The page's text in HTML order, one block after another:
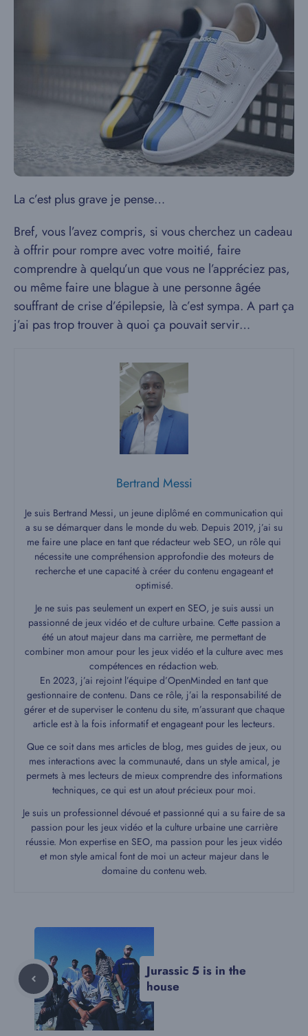
La c’est plus grave je pense…
Bref, vous l’avez compris, si vous cherchez un cadeau
à offrir pour rompre avec votre moitié, faire
comprendre à quelqu’un que vous ne l’appréciez pas,
ou même faire une blague à une personne âgée
souffrant de crise d’épilepsie, là c’est sympa. A part ça
j’ai pas trop trouver à quoi ça pouvait servir…
Bertrand Messi
Je suis Bertrand Messi, un jeune diplômé en communication qui
a su se démarquer dans le monde du web. Depuis 2019, j’ai su
me faire une place en tant que rédacteur web SEO, un rôle qui
nécessite une compréhension approfondie des moteurs de
recherche et une capacité à créer du contenu engageant et
optimisé.
Je ne suis pas seulement un expert en SEO, je suis aussi un
passionné de jeux vidéo et de culture urbaine. Cette passion a
été un atout majeur dans ma carrière, me permettant de
combiner mon amour pour les jeux vidéo et la culture avec mes
compétences en rédaction web.
En 2023, j’ai rejoint l’équipe d’OpenMinded en tant que
gestionnaire de contenu. Dans ce rôle, j’ai la responsabilité de
gérer et de superviser le contenu du site, m’assurant que chaque
article est à la fois informatif et engageant pour les lecteurs.
Que ce soit dans mes articles de blog, mes guides de jeux, ou
mes interactions avec la communauté, dans un style amical, je
permets à mes lecteurs de mieux comprendre des informations
techniques, ce qui est un atout précieux pour moi.
Je suis un professionnel dévoué et passionné qui a su faire de sa
passion pour les jeux vidéo et la culture urbaine une carrière
réussie. Mon expertise en SEO, ma passion pour les jeux vidéo
et mon style amical font de moi un acteur majeur dans le
domaine du contenu web.
Jurassic 5 is in the
house